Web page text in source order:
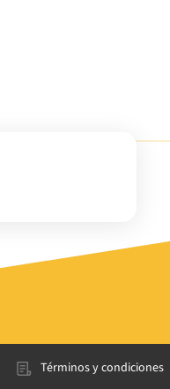
Términos y condiciones